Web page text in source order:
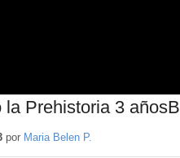
Prehistoria 3 añosB
por Maria Belen P.